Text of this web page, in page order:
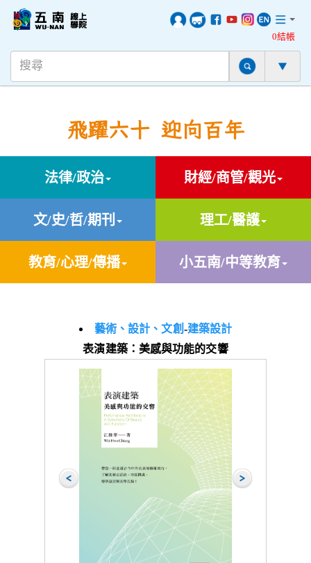
0結帳
飛躍六十 迎向百年
法律/政治 財經/商管/觀光
文/史/哲/期刊 理工/醫護
教育/心理/傳播 小五南/中等教育
藝術、設計、文創-建築設計
表演建築：美感與功能的交響